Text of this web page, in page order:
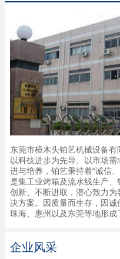
东莞市樟木头铂艺机械设备
以科技进步为先导、以市场需
进与培养，铂艺秉持着“诚信
是集工业烤箱及流水线生产
创新、不断进取，潜心致力
决方案。因质量而生存，因诚
珠海、惠州以及东莞等地形成
企业风采